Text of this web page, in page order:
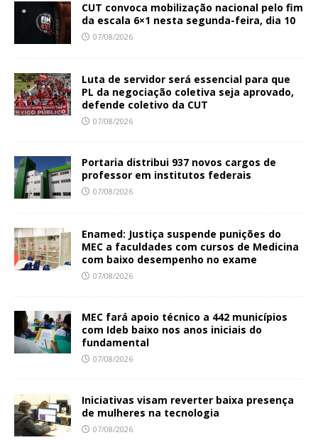
CUT convoca mobilização nacional pelo fim
da escala 6×1 nesta segunda-feira, dia 10
07/08/2026
Luta de servidor será essencial para que
PL da negociação coletiva seja aprovado,
defende coletivo da CUT
07/08/2026
Portaria distribui 937 novos cargos de
professor em institutos federais
07/08/2026
Enamed: Justiça suspende punições do
MEC a faculdades com cursos de Medicina
com baixo desempenho no exame
07/08/2026
MEC fará apoio técnico a 442 municípios
com Ideb baixo nos anos iniciais do
fundamental
07/08/2026
Iniciativas visam reverter baixa presença
de mulheres na tecnologia
07/08/2026